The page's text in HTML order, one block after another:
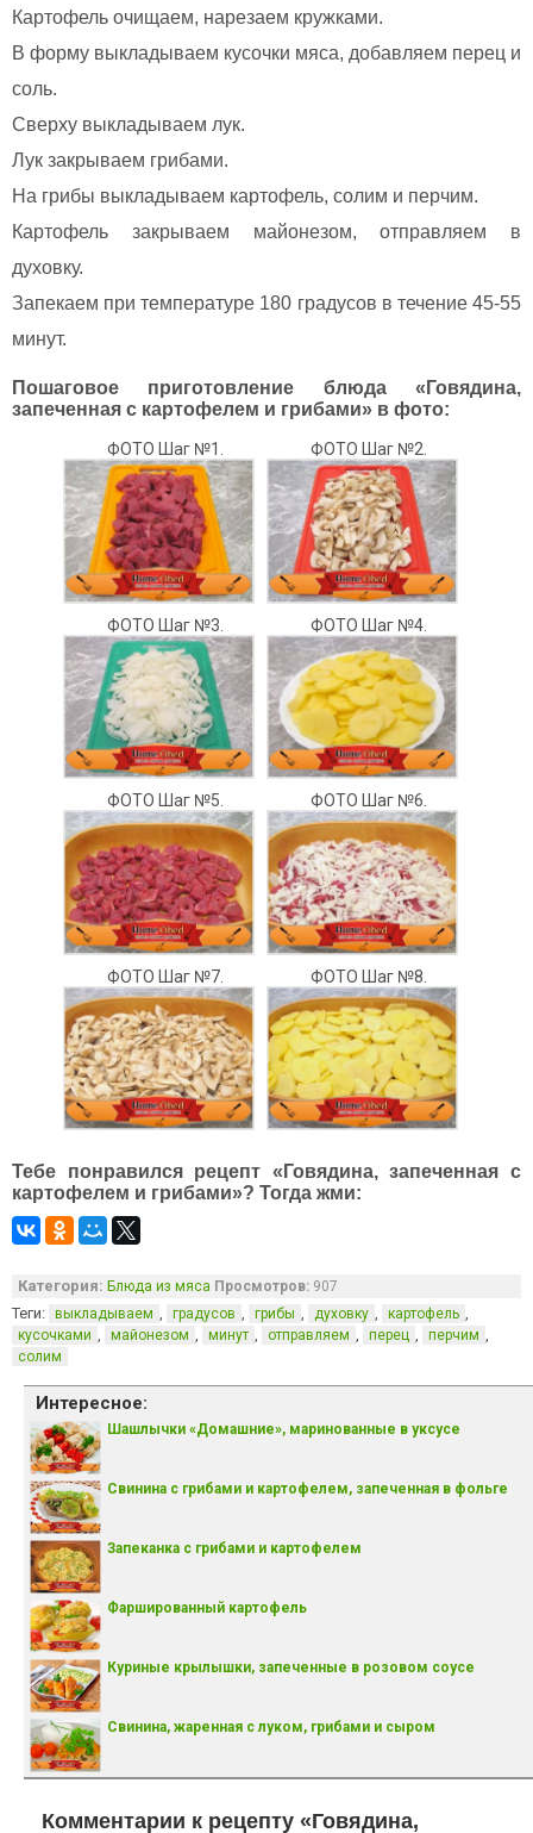
Картофель очищаем, нарезаем кружками.
В форму выкладываем кусочки мяса, добавляем перец и
соль.
Сверху выкладываем лук.
Лук закрываем грибами.
На грибы выкладываем картофель, солим и перчим.
Картофель закрываем майонезом, отправляем в
духовку.
Запекаем при температуре 180 градусов в течение 45-55
минут.
Пошаговое приготовление блюда «Говядина,
запеченная с картофелем и грибами» в фото:
ФОТО Шаг №1. ФОТО Шаг №2.
ФОТО Шаг №3. ФОТО Шаг №4.
ФОТО Шаг №5. ФОТО Шаг №6.
ФОТО Шаг №7. ФОТО Шаг №8.
Тебе понравился рецепт «Говядина, запеченная с
картофелем и грибами»? Тогда жми:
Категория: Блюда из мяса Просмотров: 907
Теги: выкладываем , градусов , грибы , духовку , картофель ,
кусочками , майонезом , минут , отправляем , перец , перчим ,
солим
Интересное:
Шашлычки «Домашние», маринованные в уксусе
Свинина с грибами и картофелем, запеченная в фольге
Запеканка с грибами и картофелем
Фаршированный картофель
Куриные крылышки, запеченные в розовом соусе
Свинина, жаренная с луком, грибами и сыром
Комментарии к рецепту «Говядина,